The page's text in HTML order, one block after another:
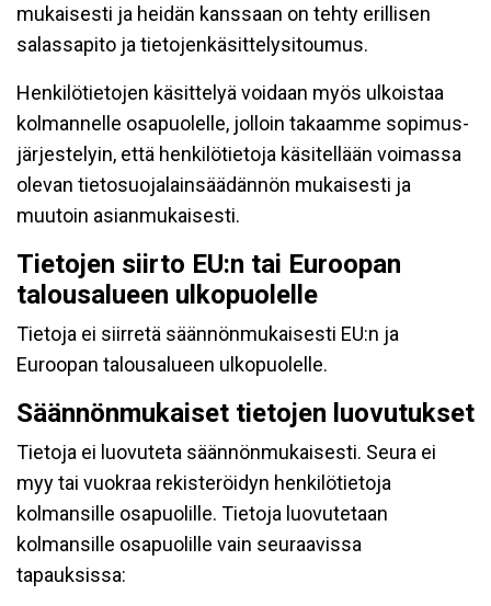
mukaisesti ja heidän kanssaan on tehty erillisen
salassapito ja tietojenkäsittelysitoumus.
Henkilötietojen käsittelyä voidaan myös ulkoistaa
kolmannelle osapuolelle, jolloin takaamme sopimus-
järjestelyin, että henkilötietoja käsitellään voimassa
olevan tietosuojalainsäädännön mukaisesti ja
muutoin asianmukaisesti.
Tietojen siirto EU:n tai Euroopan
talousalueen ulkopuolelle
Tietoja ei siirretä säännönmukaisesti EU:n ja
Euroopan talousalueen ulkopuolelle.
Säännönmukaiset tietojen luovutukset
Tietoja ei luovuteta säännönmukaisesti. Seura ei
myy tai vuokraa rekisteröidyn henkilötietoja
kolmansille osapuolille. Tietoja luovutetaan
kolmansille osapuolille vain seuraavissa
tapauksissa: